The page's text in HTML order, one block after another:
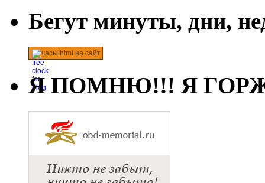
Бегут минуты, дни,
часы html на сайт
Я ПОМНЮ!!! Я